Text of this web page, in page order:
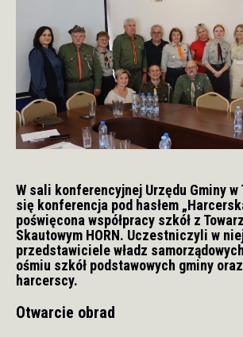
W sali konferencyjnej Urzędu Gminy w
się konferencja pod hasłem
poświęcona współpracy szkół z
Skautowym HORN. Uczestniczyli w
przedstawiciele władz
ośmiu szkół podstawowych gminy
harcerscy.
Otwarcie obrad